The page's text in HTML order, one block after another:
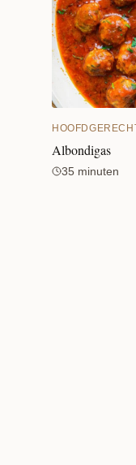
Albondigas
35 minuten